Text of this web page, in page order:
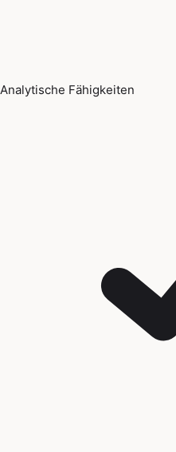
Analytische Fähigkeiten